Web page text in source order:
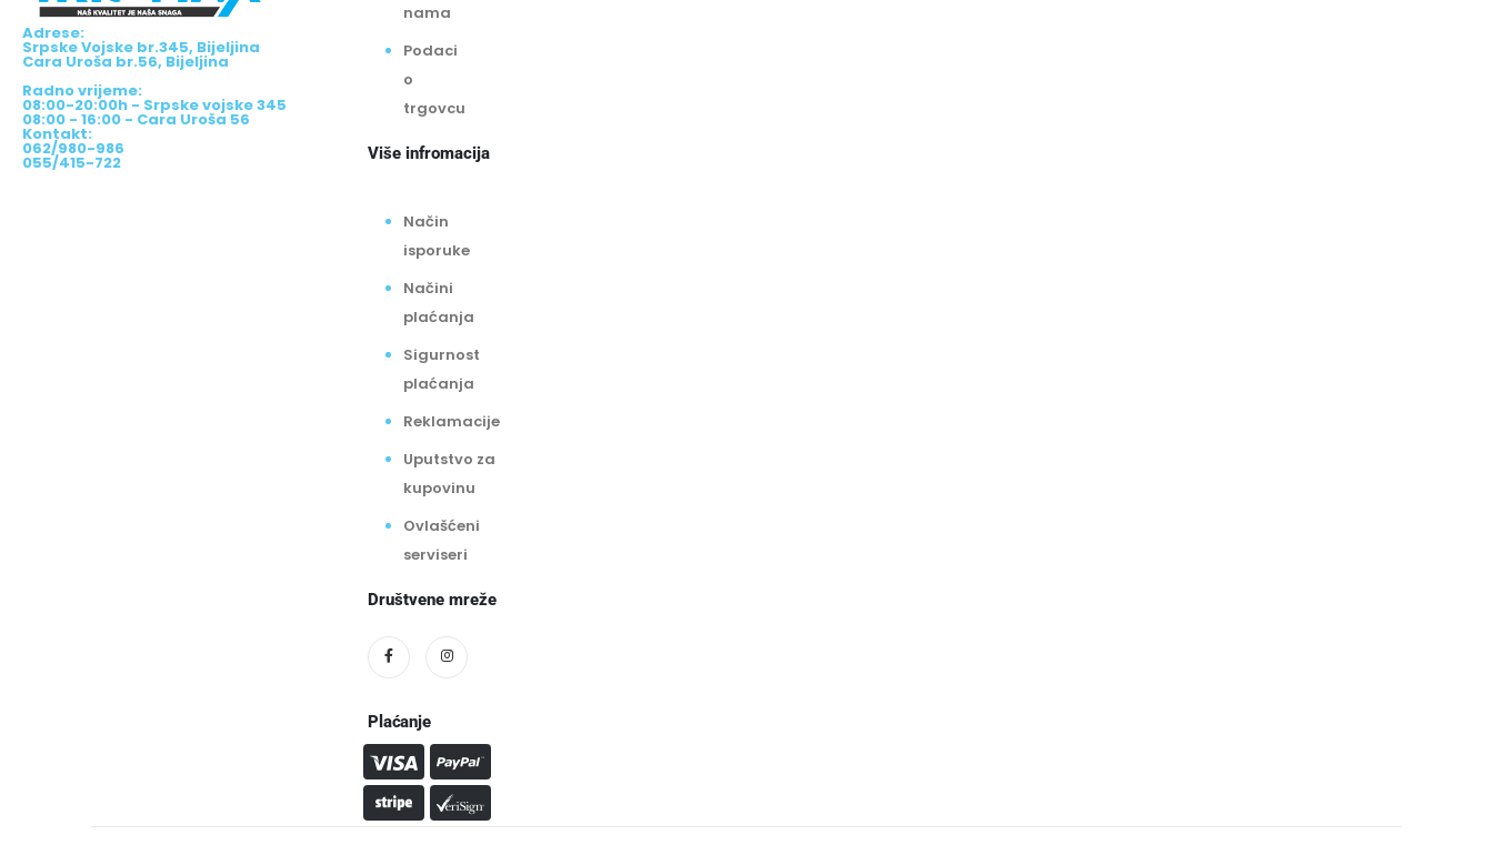
Adrese:
Srpske Vojske br.345, Bijeljina
Cara Uroša br.56, Bijeljina
Radno vrijeme:
08:00-20:00h - Srpske vojske 345
08:00 - 16:00 - Cara Uroša 56
Kontakt:
062/980-986
055/415-722
nama
Podaci
o
trgovcu
Više infromacija
Način
isporuke
Načini
plaćanja
Sigurnost
plaćanja
Reklamacije
Uputstvo za
kupovinu
Ovlašćeni
serviseri
Društvene mreže
Plaćanje